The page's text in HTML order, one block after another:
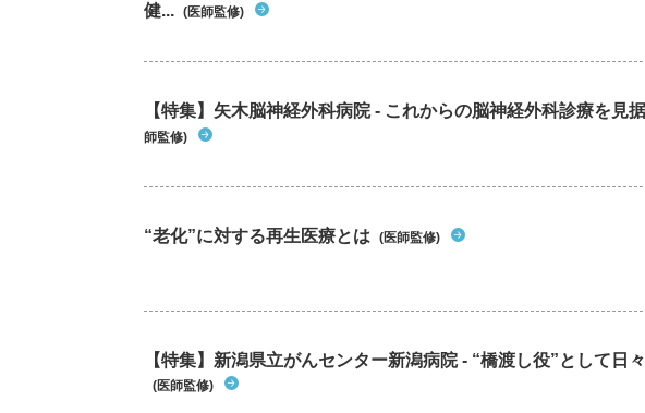
健... (医師監修)
【特集】矢木脳神経外科病院 - これからの脳神経外科診療を見
師監修)
“老化”に対する再生医療とは (医師監修)
【特集】新潟県立がんセンター新潟病院 - “橋渡し役”として日
(医師監修)